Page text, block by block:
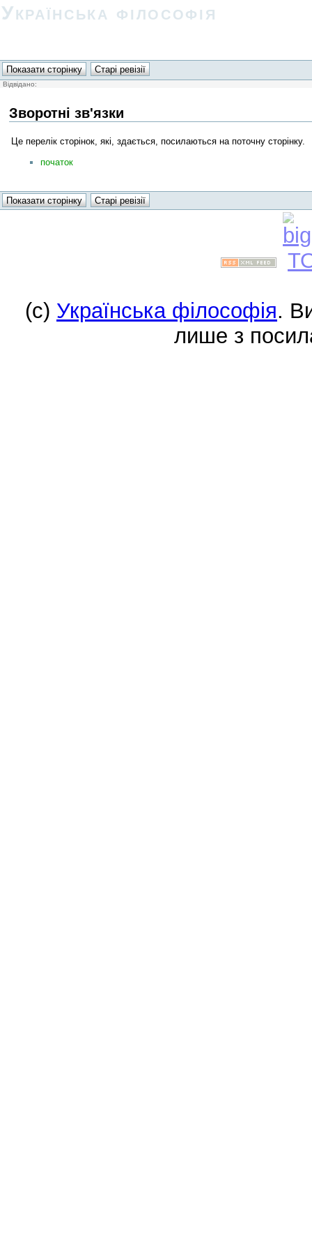
Українська філософія
Відвідано:
Зворотні зв'язки
Це перелік сторінок, які, здається, посилаються на поточну сторінку.
початок
(c) Українська філософія.
лише з